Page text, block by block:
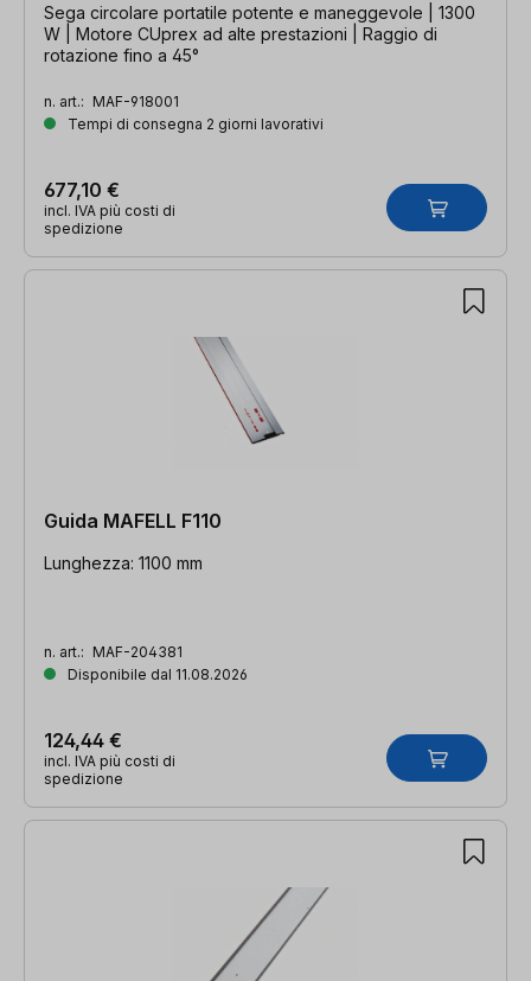
Sega circolare portatile potente e maneggevole | 1300
W | Motore CUprex ad alte prestazioni | Raggio di
rotazione fino a 45°
n. art.: MAF-918001
Tempi di consegna 2 giorni lavorativi
677,10 €
incl. IVA più costi di
spedizione
Guida MAFELL F110
Lunghezza: 1100 mm
n. art.: MAF-204381
Disponibile dal 11.08.2026
124,44 €
incl. IVA più costi di
spedizione